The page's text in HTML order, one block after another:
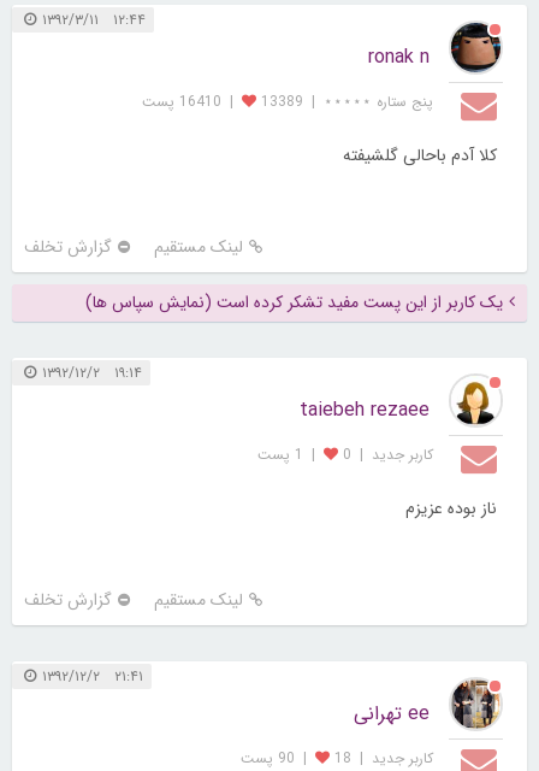
۱۲:۴۴ ۱۳۹۲/۳/۱۱
ronak n
پنج ستاره ⋆⋆⋆⋆⋆ |
13389
| 16410 پست
کلا آدم باحالی گلشیفته
لینک مستقیم گزارش تخلف
یک کاربر از این پست مفید تشکر کرده است (نمایش سپاس ها)
۱۹:۱۴ ۱۳۹۲/۱۲/۲
taiebeh rezaee
کاربر جديد |
0
| 1 پست
ناز بوده عزیزم
لینک مستقیم گزارش تخلف
۲۱:۴۱ ۱۳۹۲/۱۲/۲
ee تهرانی
کاربر جديد |
18
| 90 پست